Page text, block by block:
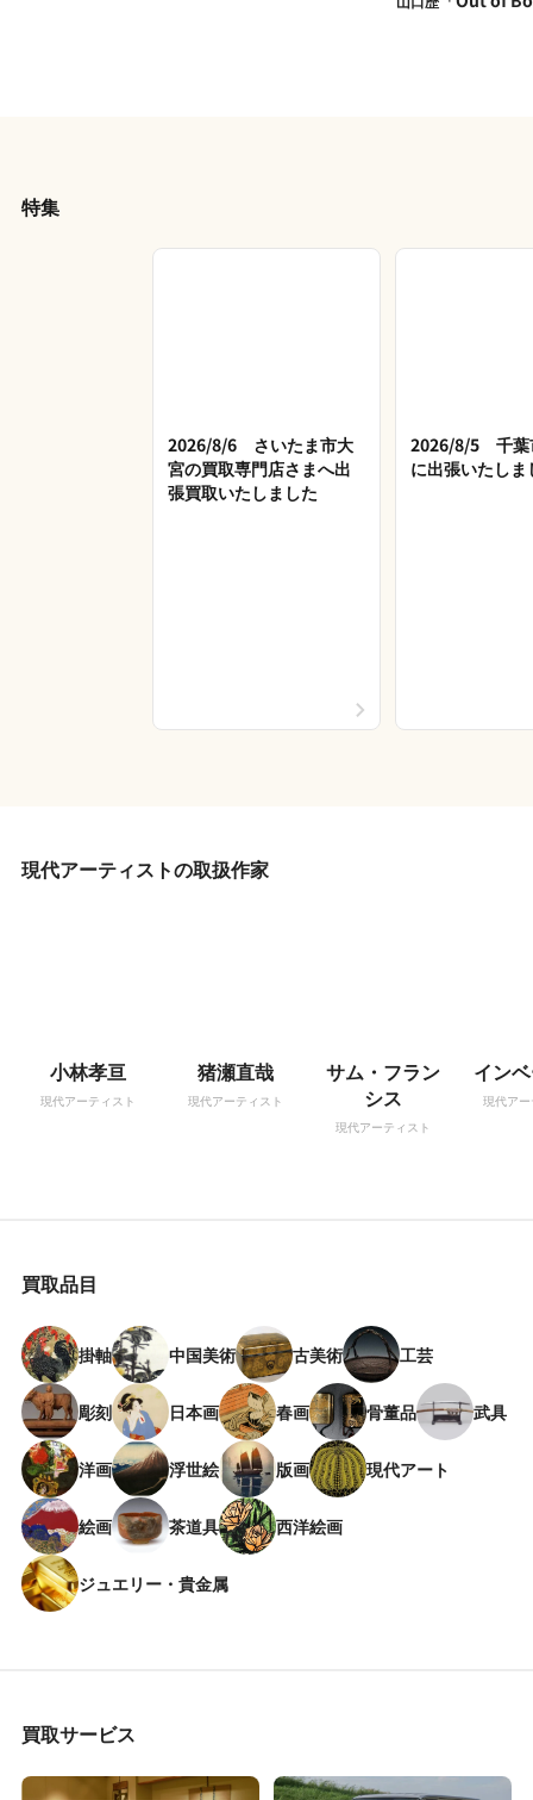
特集
2026/8/6 さいたま市大
宮の買取専門店さまへ出
張買取いたしました
2026/8/5 千葉
に出張いたしま
現代アーティストの取扱作家
小林孝亘
現代アーティスト
猪瀬直哉
現代アーティスト
サム・フラン
シス
現代アーティスト
イン
現代ア
買取品目
掛軸 中国美術 古美術 工芸
彫刻 日本画 春画 骨董品 武具
洋画 浮世絵 版画 現代アート
絵画 茶道具 西洋絵画
ジュエリー・貴金属
買取サービス